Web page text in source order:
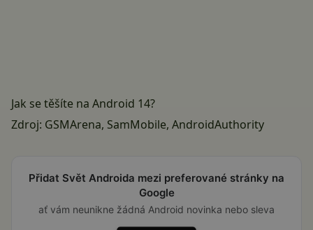
Jak se těšíte na Android 14?
Zdroj: GSMArena, SamMobile, AndroidAuthority
Přidat Svět Androida mezi preferované stránky na
Google
ať vám neunikne žádná Android novinka nebo sleva